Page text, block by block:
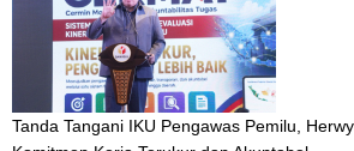
Tanda Tangani IKU Pengawas Pemilu,